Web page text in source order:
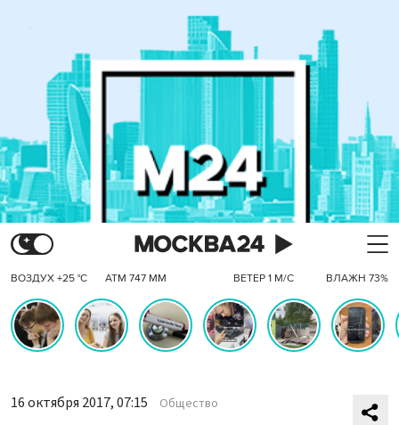
ВОЗДУХ +25 °C АТМ 747 ММ ВЕТЕР 1 М/С ВЛАЖН 73%
16 октября 2017, 07:15 Общество